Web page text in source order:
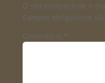
O seu endereço de e-
Campos obrigatórios
Comentário *